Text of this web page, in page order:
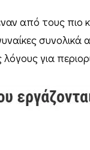
από τους πιο
για